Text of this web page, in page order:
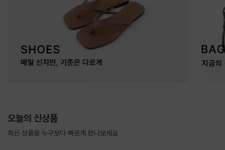
오늘의 신상품
최신 상품을 누구보다 빠르게 만나보세요